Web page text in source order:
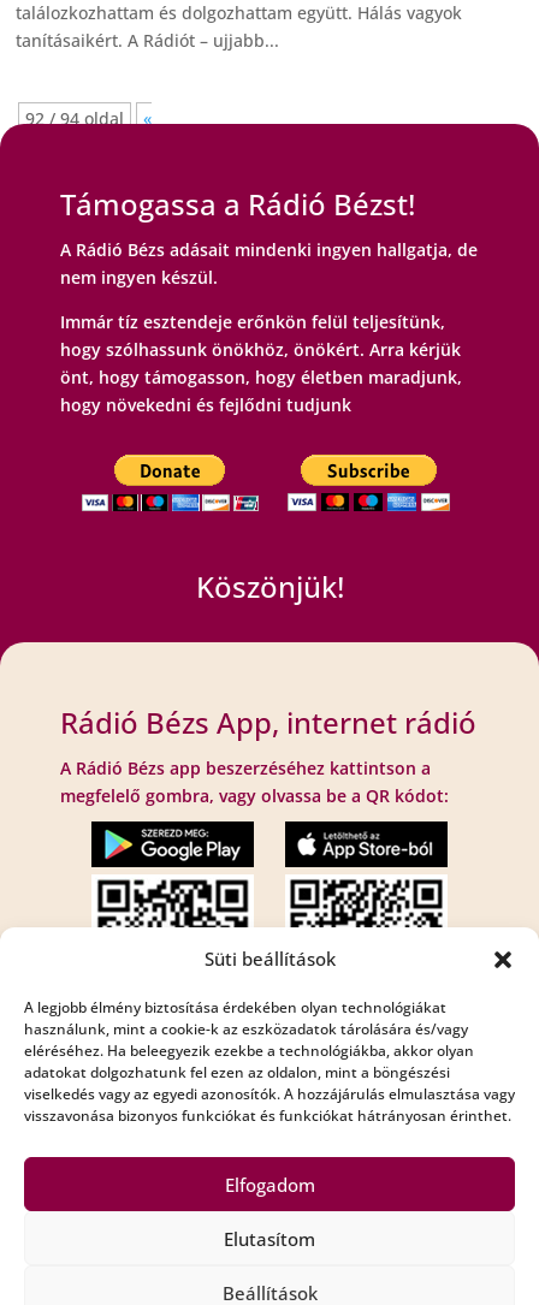
Süti beállítások
A legjobb élmény biztosítása érdekében olyan technológiákat
használunk, mint a cookie-k az eszközadatok tárolására és/vagy
eléréséhez. Ha beleegyezik ezekbe a technológiákba, akkor olyan
adatokat dolgozhatunk fel ezen az oldalon, mint a böngészési
viselkedés vagy az egyedi azonosítók. A hozzájárulás elmulasztása vagy
visszavonása bizonyos funkciókat és funkciókat hátrányosan érinthet.
Elfogadom
Elutasítom
Beállítások
találozkozhattam és dolgozhattam együtt. Hálás vagyok
tanításaikért. A Rádiót – ujjabb...
92 / 94 oldal
«
Támogassa a Rádió Bézst!
A Rádió Bézs adásait mindenki ingyen hallgatja, de
nem ingyen készül.
Immár tíz esztendeje erőnkön felül teljesítünk,
hogy szólhassunk önökhöz, önökért. Arra kérjük
önt, hogy támogasson, hogy életben maradjunk,
hogy növekedni és fejlődni tudjunk
Köszönjük!
Rádió Bézs App, internet rádió
A Rádió Bézs app beszerzéséhez kattintson a
megfelelő gombra, vagy olvassa be a QR kódot:
Internet rádió:
Rádió Bézs : http://195.210.29.82:8001/bezs
Rádió Bézs 2: http://195.210.29.82:8002/bezs2
Médiaajánló Adatkezelési szabályzat